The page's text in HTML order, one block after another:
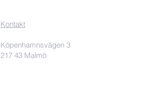
Kontakt
Köpenhamnsvägen 3
217 43 Malmö